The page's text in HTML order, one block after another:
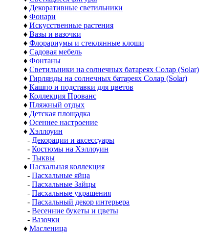
♦ Декоративные светильники
♦ Фонари
♦ Искусственные растения
♦ Вазы и вазочки
♦ Флорариумы и стеклянные клоши
♦ Садовая мебель
♦ Фонтаны
♦ Светильники на солнечных батареях Солар (Solar)
♦ Гирлянды на солнечных батареях Солар (Solar)
♦ Кашпо и подставки для цветов
♦ Коллекция Прованс
♦ Пляжный отдых
♦ Детская площадка
♦ Осеннее настроение
♦ Хэллоуин
- Декорации и аксессуары
- Костюмы на Хэллоуин
- Тыквы
♦ Пасхальная коллекция
- Пасхальные яйца
- Пасхальные Зайцы
- Пасхальные украшения
- Пасхальный декор интерьера
- Весенние букеты и цветы
- Вазочки
♦ Масленица